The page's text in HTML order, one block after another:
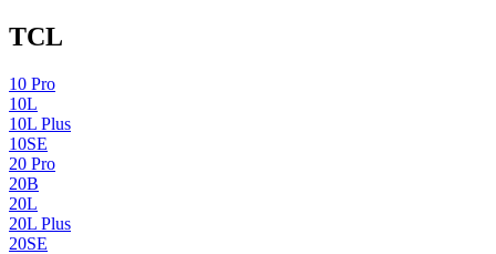
TCL
10 Pro
10L
10L Plus
10SE
20 Pro
20B
20L
20L Plus
20SE